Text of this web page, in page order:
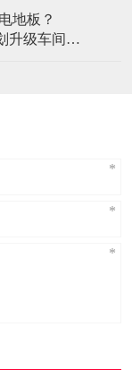
（
地板？
升级车间地
本综合考
品地板科